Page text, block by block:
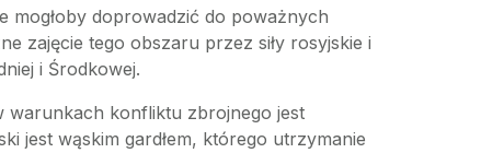
mogłoby doprowadzić do poważnych
zajęcie tego obszaru przez siły rosyjskie i
i Środkowej.
warunkach konfliktu zbrojnego jest
jest wąskim gardłem, którego utrzymanie